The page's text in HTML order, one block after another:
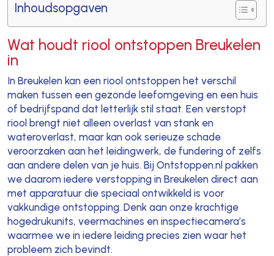
Inhoudsopgaven
Wat houdt riool ontstoppen Breukelen
in
In Breukelen kan een riool ontstoppen het verschil
maken tussen een gezonde leefomgeving en een huis
of bedrijfspand dat letterlijk stil staat. Een verstopt
riool brengt niet alleen overlast van stank en
wateroverlast, maar kan ook serieuze schade
veroorzaken aan het leidingwerk, de fundering of zelfs
aan andere delen van je huis. Bij Ontstoppen.nl pakken
we daarom iedere verstopping in Breukelen direct aan
met apparatuur die speciaal ontwikkeld is voor
vakkundige ontstopping. Denk aan onze krachtige
hogedrukunits, veermachines en inspectiecamera’s
waarmee we in iedere leiding precies zien waar het
probleem zich bevindt.